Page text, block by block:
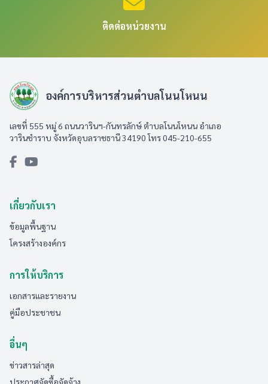
ติดต่อหน่วยงาน
องค์การบริหารส่วนตำบลโนนโหนน
เลขที่ 555 หมู่ 6 ถนนวารินฯ-กันทรลักษ์ ตำบลโนนโหนน อำเภอ
วารินชำราบ จังหวัดอุบลราชธานี 34190 โทร 045-210-655
เกี่ยวกับเรา
ข้อมูลพื้นฐาน
โครงสร้างองค์กร
การให้บริการ
เอกสารและรายงาน
คู่มือประชาชน
อื่นๆ
ข่าวสารล่าสุด
ประกาศจัดซื้อจัดจ้าง